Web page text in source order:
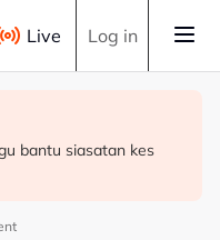
Live Log in
Racing Team musim
ANPR serta-merta,
bantu siasatan kes